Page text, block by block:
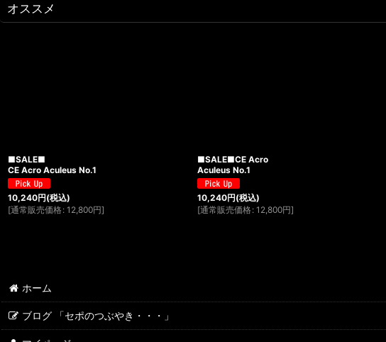
オススメ
■SALE■
CE Acro Aculeus No.1
10,240円(税込)
[通常販売価格 : 12,800円]
■SALE■CE Acro
Aculeus No.1
10,240円(税込)
[通常販売価格 : 12,800円]
ホーム
ブログ 「セポのつぶやき・・・」